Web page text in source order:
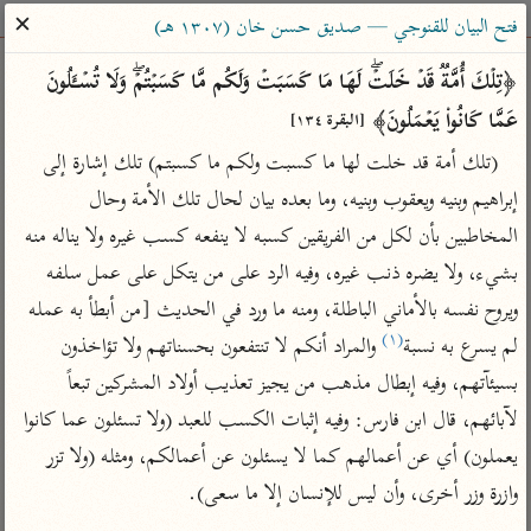
ساهم معنا في نشر القرآن والعلم الشرعي
الباحث القرآني
تفسير
Type 2 or more characters for results.
Type 1 or more
characters for results.
أمّهات
تفسير الطبري
تفسير ابن كثير
تفسير القرطبي
تفسير البغوي
عامّة
فتح البيان للقنوجي
فتح القدير للشوكاني
تفسير ابن جزي
موسوعات
معاصرة
الميسر
المختصر في
التفسير
تفسير السعدي
فتح البيان للقنوجي — صديق حسن خان (١٣٠٧ هـ)
✕
عَمَّا كَانُوا۟ یَعۡمَلُونَ﴾ [البقرة ١٣٤]
لم يسرع به نسبة(١)
بسيئآتهم، وفيه إبطال مذهب من يجيز تعذيب أولاد المشركين تبعاً
يعملون) أي عن أعمالهم كما لا يسئلون عن أعمالكم، ومثله (ولا تزر
وازرة وزر أخرى، وأن ليس للإنسان إلا ما سعى).